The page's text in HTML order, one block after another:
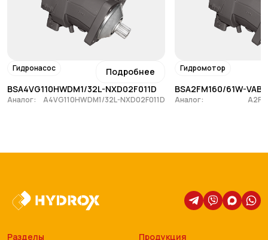
Гидронасос
Подробнее
BSA4VG110HWDM1/32L-NXD02F011D
Аналог: A4VG110HWDM1/32L-NXD02F011D
Гидромотор
BSA2FM160/61W-
Аналог:
Разделы Продукция